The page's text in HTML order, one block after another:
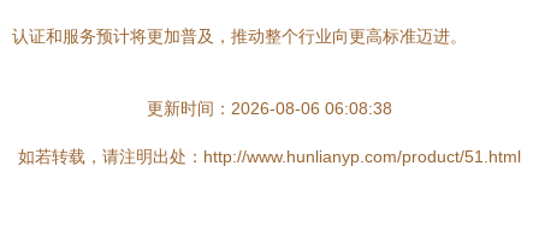
认证和服务预计将更加普及，推动整个行业向更高标准迈进。
更新时间：2026-08-06 06:08:38
如若转载，请注明出处：http://www.hunlianyp.com/product/51.html